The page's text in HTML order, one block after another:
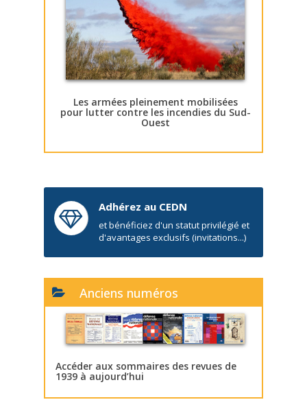
Les armées pleinement mobilisées
pour lutter contre les incendies du Sud-
Ouest
Adhérez au CEDN
et bénéficiez d'un statut privilégié et
d'avantages exclusifs (invitations...)
Anciens numéros
Accéder aux sommaires des revues de
1939 à aujourd’hui